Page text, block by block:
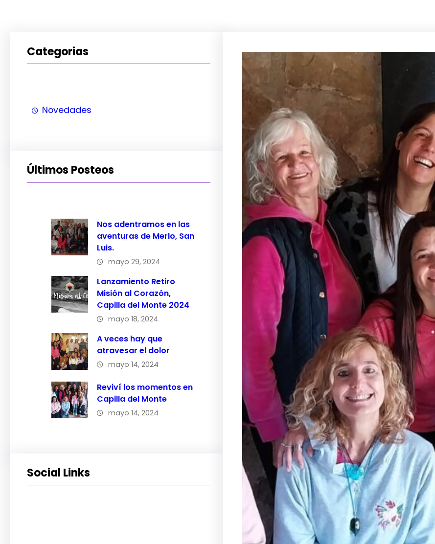
Categorias
Novedades
Últimos Posteos
Nos adentramos en las
aventuras de Merlo, San
Luis.
mayo 29, 2024
Lanzamiento Retiro
Misión al Corazón,
Capilla del Monte 2024
mayo 18, 2024
A veces hay que
atravesar el dolor
mayo 14, 2024
Reviví los momentos en
Capilla del Monte
mayo 14, 2024
Social Links